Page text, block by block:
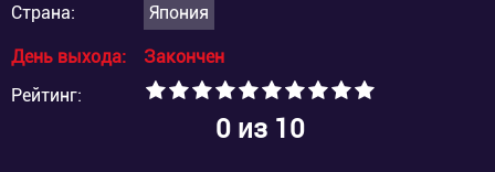
Страна:
Япония
День выхода:
Закончен
Рейтинг:
0из 10